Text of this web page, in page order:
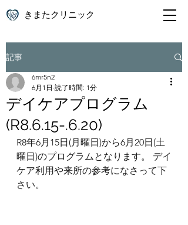
きまたクリニック
記事
デイケアプログラム
(R8.6.15-.6.20)
6mr5n2
6月1日 読了時間: 1分
R8年6月15日(月曜日)から6月20日(土
曜日)のプログラムとなります。 デイ
ケア利用や来所の参考になさって下
さい。